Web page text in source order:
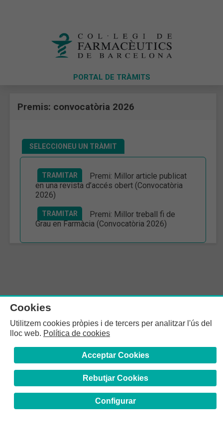
PORTAL DE TRÀMITS
Premis: convocatòria 2026
SELECCIONEU UN TRÀMIT
TRAMITAR
Premi: Millor article publicat
en una revista d’accés obert (Convocatòria
2026)
TRAMITAR
Premi: Millor treball fi de
Grau en Farmàcia (Convocatòria 2026)
Cookies
Utilitzem cookies pròpies i de tercers per analitzar l'ús del
lloc web. Política de cookies
Acceptar Cookies
Rebutjar Cookies
Configurar